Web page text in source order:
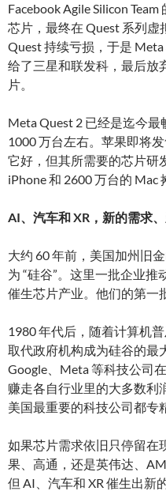
Facebook Agile Silicon
芯片，最终在 Quest 系列虚
Quest 持续亏损，于是
给了三星和联发科，最后放
片。
Meta Quest 2 已经是迄今
1000 万台左右。苹果即将
它好，但其所需要的芯片研
iPhone 和 2600 万台的 Mac
AI、汽车和 XR，新的需求
大约 60 年前，美国加州旧
为 “硅谷”。这里一批企业推
催生芯片产业。他们的第一
1980 年代后，随着计算机
取代政府机构成为硅谷的最
Google、Meta 等科技公司
赚走各自行业里的大多数利
美国最重要的科技公司都专
如果芯片需求依旧只停留在
果、高通，还是英伟达、
但 AI、汽车和 XR 催生出新